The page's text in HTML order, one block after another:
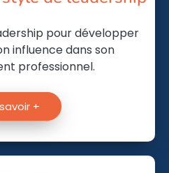
pour développer
influence dans son
professionnel.
+